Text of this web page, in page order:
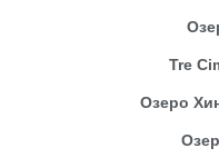
Tre
Озеро